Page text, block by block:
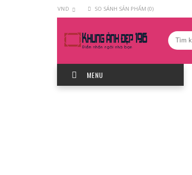
VND SO SÁNH SẢN PHẨM (0)
MENU